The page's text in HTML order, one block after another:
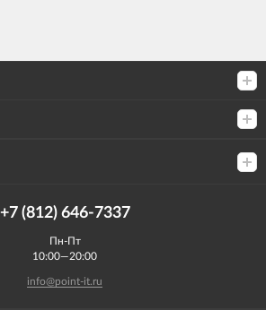
+7 (812) 646-7337
Пн-Пт
10:00—20:00
info@point-it.ru